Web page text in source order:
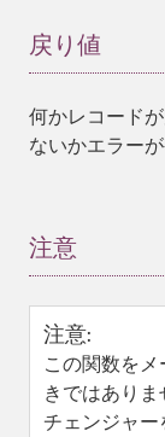
戻り値
何かレコード
ないかエラー
注意
注意:
この関数を
きではありま
チェンジャー